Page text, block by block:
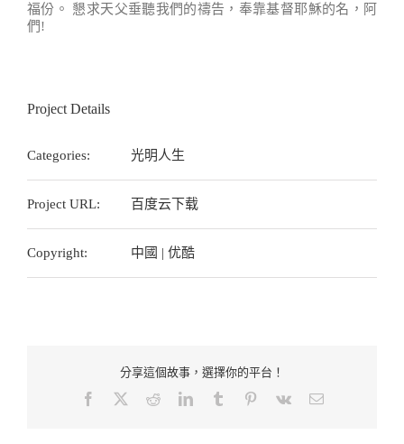
福份。 懇求天父垂聽我們的禱告，奉靠基督耶穌的名，阿
們!
Project Details
Categories: 光明人生
Project URL: 百度云下载
Copyright: 中國 | 优酷
分享這個故事，選擇你的平台！
Facebook
TwitterRedditLinkedInTumblr Pinterest
Vk Email: